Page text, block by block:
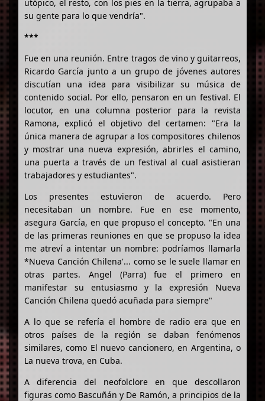
utópico, el resto, con los pies en la tierra, agrupaba a
su gente para lo que vendría".
***
Fue en una reunión. Entre tragos de vino y guitarreos,
Ricardo García junto a un grupo de jóvenes autores
discutían una idea para visibilizar su música de
contenido social. Por ello, pensaron en un festival. El
locutor, en una columna posterior para la revista
Ramona, explicó el objetivo del certamen: "Era la
única manera de agrupar a los compositores chilenos
y mostrar una nueva expresión, abrirles el camino,
una puerta a través de un festival al cual asistieran
trabajadores y estudiantes".
Los presentes estuvieron de acuerdo. Pero
necesitaban un nombre. Fue en ese momento,
asegura García, en que propuso el concepto. "En una
de las primeras reuniones en que se propuso la idea
me atreví a intentar un nombre: podríamos llamarla
*Nueva Canción Chilena'... como se le suele llamar en
otras partes. Angel (Parra) fue el primero en
manifestar su entusiasmo y la expresión Nueva
Canción Chilena quedó acuñada para siempre"
A lo que se refería el hombre de radio era que en
otros países de la región se daban fenómenos
similares, como El nuevo cancionero, en Argentina, o
La nueva trova, en Cuba.
A diferencia del neofolclore en que descollaron
figuras como Bascuñán y De Ramón, a principios de la